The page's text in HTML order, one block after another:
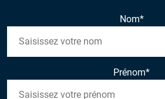
Nom*
Prénom*